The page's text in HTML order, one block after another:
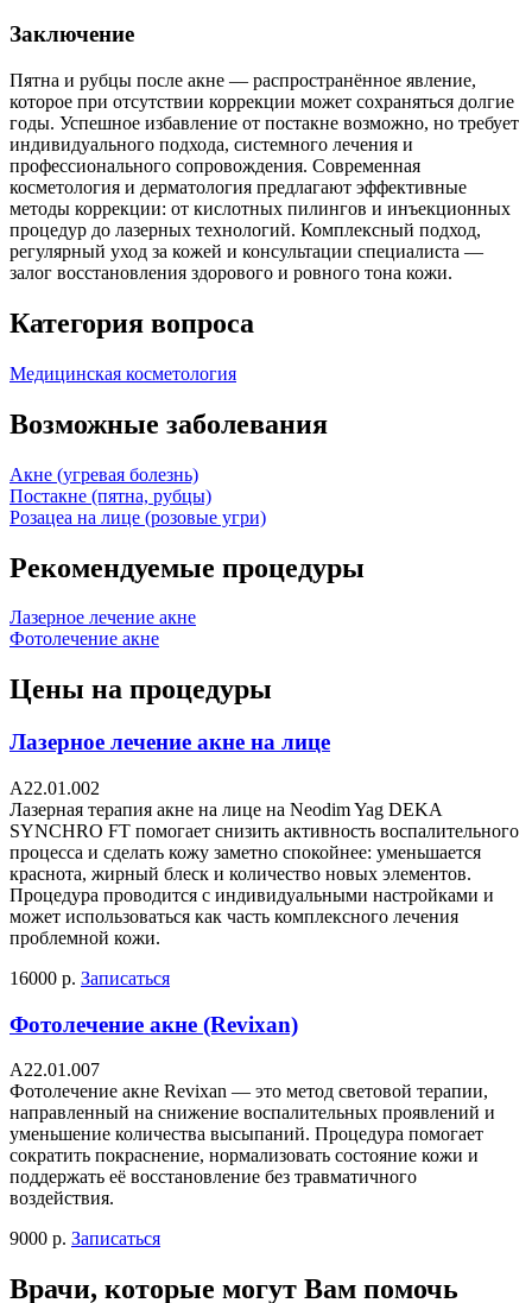
Заключение
Пятна и рубцы после акне — распространённое явление,
которое при отсутствии коррекции может сохраняться долгие
годы. Успешное избавление от постакне возможно, но требует
индивидуального подхода, системного лечения и
профессионального сопровождения. Современная
косметология и дерматология предлагают эффективные
методы коррекции: от кислотных пилингов и инъекционных
процедур до лазерных технологий. Комплексный подход,
регулярный уход за кожей и консультации специалиста —
залог восстановления здорового и ровного тона кожи.
Категория вопроса
Медицинская косметология
Возможные заболевания
Акне (угревая болезнь)
Постакне (пятна, рубцы)
Розацеа на лице (розовые угри)
Рекомендуемые процедуры
Лазерное лечение акне
Фотолечение акне
Цены на процедуры
Лазерное лечение акне на лице
А22.01.002
Лазерная терапия акне на лице на Neodim Yag DEKA
SYNCHRO FT помогает снизить активность воспалительного
процесса и сделать кожу заметно спокойнее: уменьшается
краснота, жирный блеск и количество новых элементов.
Процедура проводится с индивидуальными настройками и
может использоваться как часть комплексного лечения
проблемной кожи.
16000 р. Записаться
Фотолечение акне (Revixan)
А22.01.007
Фотолечение акне Revixan — это метод световой терапии,
направленный на снижение воспалительных проявлений и
уменьшение количества высыпаний. Процедура помогает
сократить покраснение, нормализовать состояние кожи и
поддержать её восстановление без травматичного
воздействия.
9000 р. Записаться
Врачи, которые могут Вам помочь